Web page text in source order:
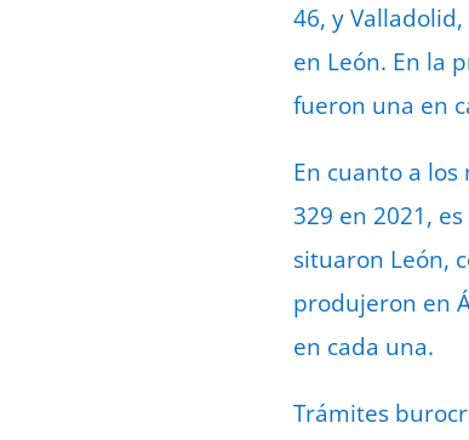
46, y
en León. En la
fueron una en
En cuanto a
329 en 2021,
situaron León,
produjeron en
en cada una.
Trámites